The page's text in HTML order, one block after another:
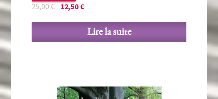
25,00€Le
était :
12,50€Le
actuel
est :
Lire la suite